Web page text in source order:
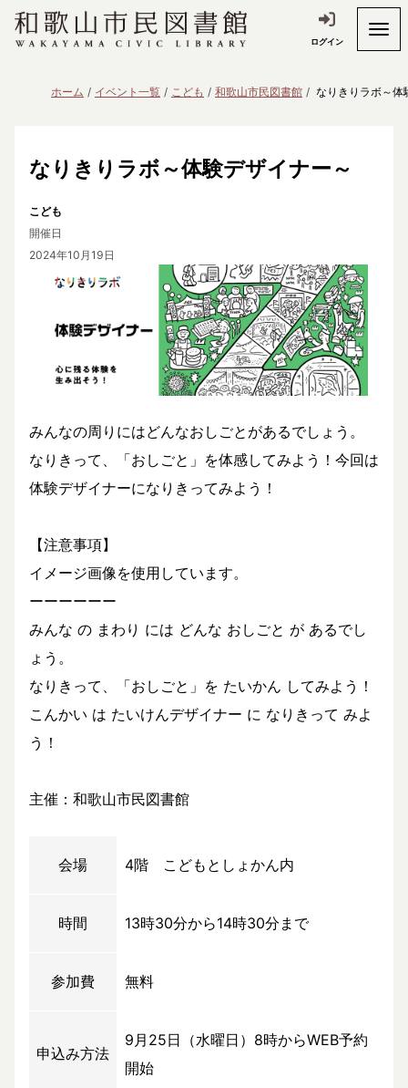
ログイン
ホーム イベント一覧 こども 和歌山市民図書館 なりきりラボ～体
なりきりラボ～体験デザイナー～
こども
開催日
2024年10月19日
みんなの周りにはどんなおしごとがあるでしょう。
なりきって、「おしごと」を体感してみよう！今回は
体験デザイナーになりきってみよう！
【注意事項】
イメージ画像を使用しています。
ーーーーーー
みんな の まわり には どんな おしごと が あるでし
ょう。
なりきって、「おしごと」を たいかん してみよう！
こんかい は たいけんデザイナー に なりきって みよ
う！
主催：和歌山市民図書館
会場 4階 こどもとしょかん内
時間 13時30分から14時30分まで
参加費 無料
申込み方法
9月25日（水曜日）8時からWEB予約
開始